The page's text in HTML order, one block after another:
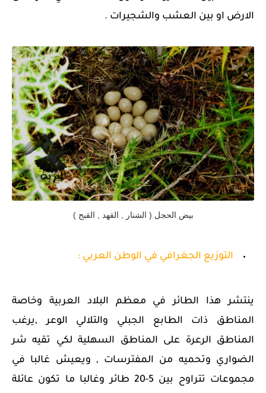
الارض او بين العشب والشجيرات .
بيض الحجل ( الشنار , القهد , القبج )
التوزيع الجغرافي في الوطن العربي :
ينتشر هذا الطائر في معظم البلاد العربية وخاصة
المناطق ذات الطابع الجبلي والتلالي الوعر ,يرغب
المناطق الرعرة على المناطق السهلية لكي تقيه شر
الضواري وتحميه من المفترسات , ويعيش غالبا في
مجموعات تتراوح بين 5-20 طائر وغالبا ما تكون عائلة